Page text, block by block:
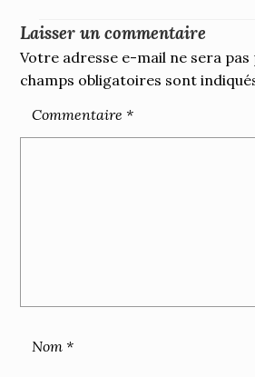
Laisser un commentaire
Votre adresse e-mail ne sera pas
champs obligatoires sont
Commentaire *
Nom *